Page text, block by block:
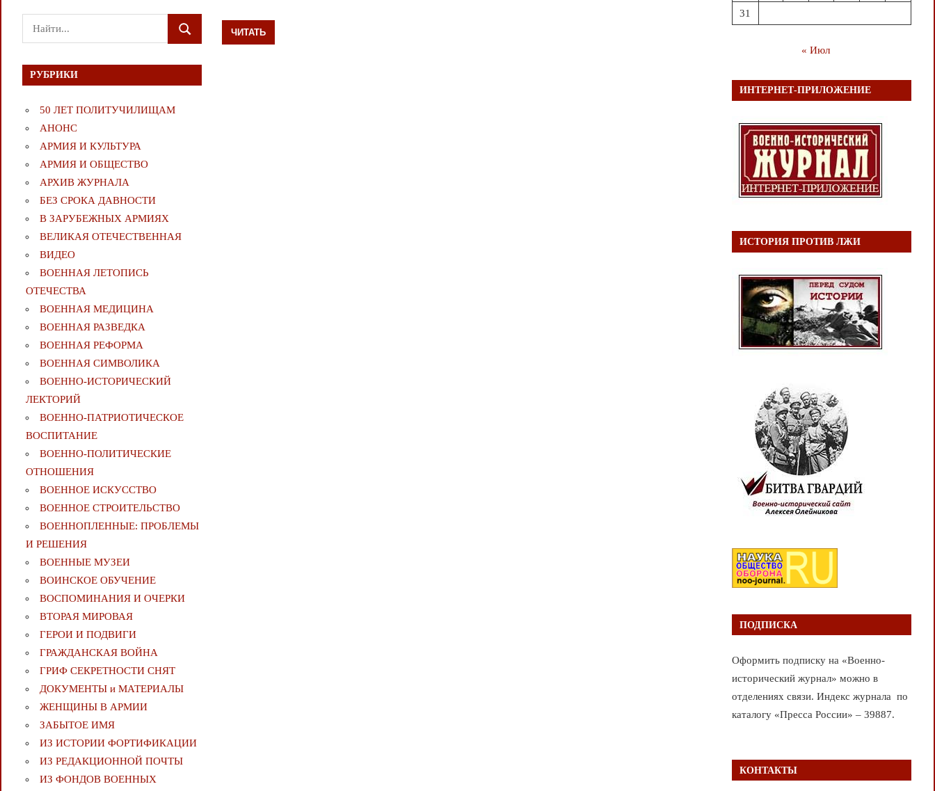
ЧИТАТЬ
Поиск
для:
ПОИСК
РУБРИКИ
50 ЛЕТ ПОЛИТУЧИЛИЩАМ
АНОНС
АРМИЯ И КУЛЬТУРА
АРМИЯ И ОБЩЕСТВО
АРХИВ ЖУРНАЛА
БЕЗ СРОКА ДАВНОСТИ
В ЗАРУБЕЖНЫХ АРМИЯХ
ВЕЛИКАЯ ОТЕЧЕСТВЕННАЯ
ВИДЕО
ВОЕННАЯ ЛЕТОПИСЬ
ОТЕЧЕСТВА
ВОЕННАЯ МЕДИЦИНА
ВОЕННАЯ РАЗВЕДКА
ВОЕННАЯ РЕФОРМА
ВОЕННАЯ СИМВОЛИКА
ВОЕННО-ИСТОРИЧЕСКИЙ
ЛЕКТОРИЙ
ВОЕННО-ПАТРИОТИЧЕСКОЕ
ВОСПИТАНИЕ
ВОЕННО-ПОЛИТИЧЕСКИE
ОТНОШЕНИЯ
ВОЕННОЕ ИСКУССТВО
ВОЕННОЕ СТРОИТЕЛЬСТВО
ВОЕННОПЛЕННЫЕ: ПРОБЛЕМЫ
И РЕШЕНИЯ
ВОЕННЫЕ МУЗЕИ
ВОИНСКОЕ ОБУЧЕНИЕ
ВОСПОМИНАНИЯ И ОЧЕРКИ
ВТОРАЯ МИРОВАЯ
ГЕРОИ И ПОДВИГИ
ГРАЖДАНСКАЯ ВОЙНА
ГРИФ СЕКРЕТНОСТИ СНЯТ
ДОКУМЕНТЫ и МАТЕРИАЛЫ
ЖЕНЩИНЫ В АРМИИ
ЗАБЫТОЕ ИМЯ
ИЗ ИСТОРИИ ФОРТИФИКАЦИИ
ИЗ РЕДАКЦИОННОЙ ПОЧТЫ
ИЗ ФОНДОВ ВОЕННЫХ
31
« Июл
ИНТЕРНЕТ-ПРИЛОЖЕНИЕ
ИСТОРИЯ ПРОТИВ ЛЖИ
ПОДПИСКА
Оформить подписку на «Военно-
исторический журнал» можно в
отделениях связи. Индекс журнала по
каталогу «Пресса России» – 39887.
КОНТАКТЫ